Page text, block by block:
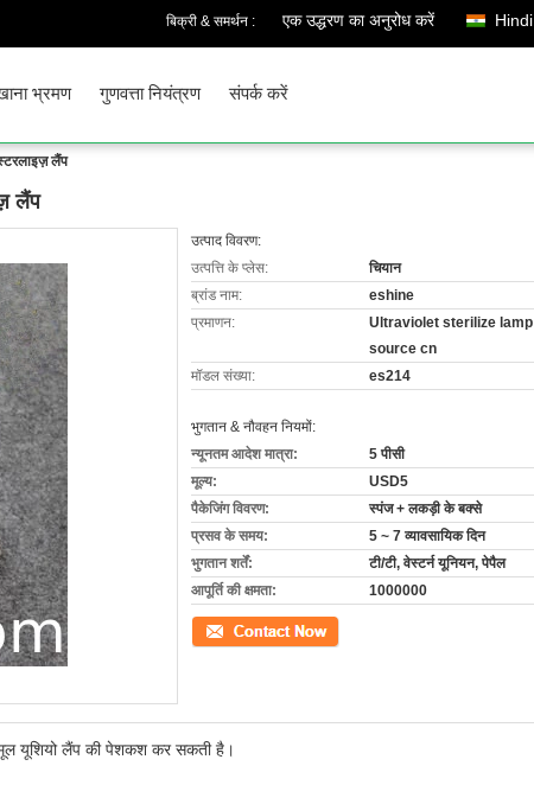
बिक्री & समर्थन : एक उद्धरण का अनुरोध करें Hindi
भ्रमण गुणवत्ता नियंत्रण संपर्क करें
लैंप
लैंप
उत्पाद विवरण:
उत्पत्ति के प्लेस:
चियान
ब्रांड नाम:
eshine
प्रमाणन:
Ultraviolet sterilize lamp
source cn
मॉडल संख्या:
es214
भुगतान & नौवहन नियमों:
न्यूनतम आदेश मात्रा:
5 पीसी
मूल्य:
USD5
पैकेजिंग विवरण:
स्पंज + लकड़ी के बक्से
प्रसव के समय:
5 ~ 7 व्यावसायिक दिन
भुगतान शर्तें:
टी/टी, वेस्टर्न यूनियन, पेपैल
आपूर्ति की क्षमता:
1000000
संपर्क करें
मूल यूशियो लैंप की पेशकश कर सकती है।